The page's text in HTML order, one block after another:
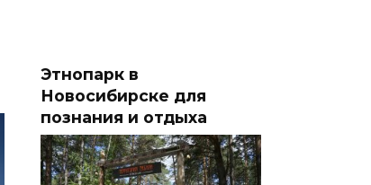
Этнопарк в
Новосибирске для
познания и отдыха